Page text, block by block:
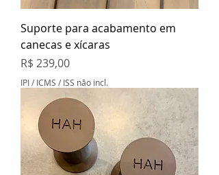
Suporte para acabamento em
canecas e xícaras
Preço
R$ 239,00
IPI / ICMS / ISS não incl.